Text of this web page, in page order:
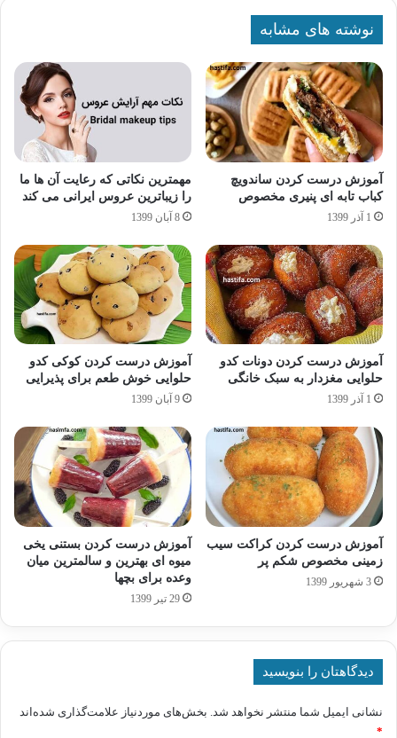
نوشته های مشابه
آموزش درست کردن ساندویچ
کباب تابه ای پنیری مخصوص
1 آذر 1399
مهمترین نکاتی که رعایت آن ها ما
را زیباترین عروس ایرانی می کند
8 آبان 1399
آموزش درست کردن دونات کدو
حلوایی مغزدار به سبک خانگی
1 آذر 1399
آموزش درست کردن کوکی کدو
حلوایی خوش طعم برای پذیرایی
9 آبان 1399
آموزش درست کردن کراکت سیب
زمینی مخصوص شکم پر
3 شهریور 1399
آموزش درست کردن بستنی یخی
میوه ای بهترین و سالمترین میان
وعده برای بچها
29 تیر 1399
دیدگاهتان را بنویسید
نشانی ایمیل شما منتشر نخواهد شد. بخش‌های موردنیاز علامت‌گذاری شده‌اند
*